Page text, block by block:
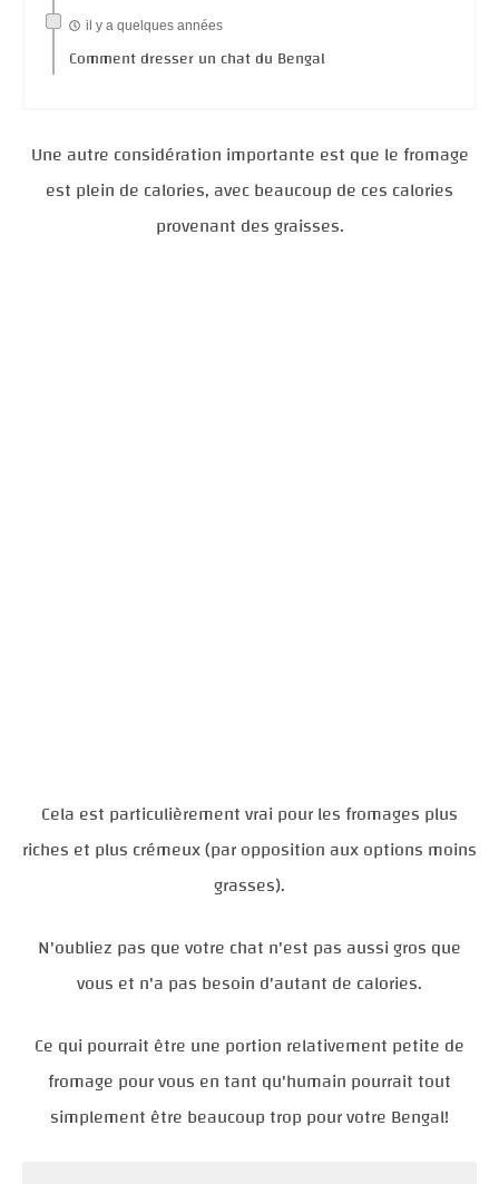
il y a quelques années
Comment dresser un chat du Bengal
Une autre considération importante est que le fromage
est plein de calories, avec beaucoup de ces calories
provenant des graisses.
Cela est particulièrement vrai pour les fromages plus
riches et plus crémeux (par opposition aux options moins
grasses).
N'oubliez pas que votre chat n'est pas aussi gros que
vous et n'a pas besoin d'autant de calories.
Ce qui pourrait être une portion relativement petite de
fromage pour vous en tant qu'humain pourrait tout
simplement être beaucoup trop pour votre Bengal!